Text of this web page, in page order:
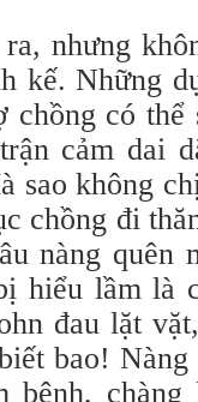
nhưng
kế. Những
chồng có thể
cảm dai
sao không
chồng đi
nàng quên
hiểu lầm là
đau lặt
bao!
bệnh,